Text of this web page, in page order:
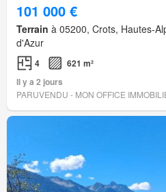
101 000 €
Terrain à 05200, Crots, Hautes-
d'Azur
4
621 m²
Il y a 2 jours
PARUVENDU - MON OFFICE